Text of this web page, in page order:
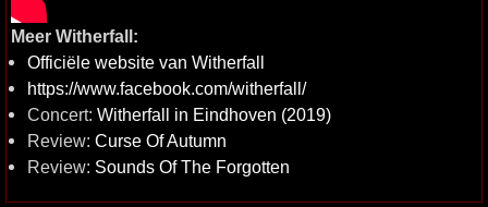
Meer Witherfall:
Officiële website van Witherfall
https://www.facebook.com/witherfall/
Concert: Witherfall in Eindhoven (2019)
Review: Curse Of Autumn
Review: Sounds Of The Forgotten